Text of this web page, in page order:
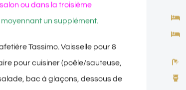
ou dans la troisième
un supplément.
Tassimo. Vaisselle pour 8
pour cuisiner (poêle/sauteuse,
bac à glaçons, dessous de